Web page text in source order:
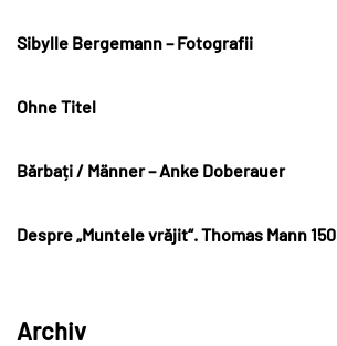
Sibylle Bergemann – Fotografii
Ohne Titel
Bărbați / Männer – Anke Doberauer
Despre „Muntele vrăjit“. Thomas Mann 150
Archiv